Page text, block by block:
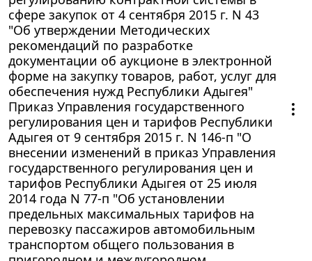
сфере закупок от 4 сентября 2015 г. N 43
"Об утверждении Методических
рекомендаций по разработке
документации об аукционе в электронной
форме на закупку товаров, работ, услуг для
обеспечения нужд Республики Адыгея"
Приказ Управления государственного
регулирования цен и тарифов Республики
Адыгея от 9 сентября 2015 г. N 146-п "О
внесении изменений в приказ Управления
государственного регулирования цен и
тарифов Республики Адыгея от 25 июля
2014 года N 77-п "Об установлении
предельных максимальных тарифов на
перевозку пассажиров автомобильным
транспортом общего пользования в